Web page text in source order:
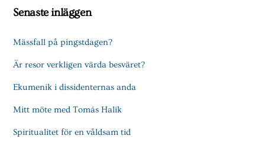
Senaste inläggen
Mässfall på pingstdagen?
Är resor verkligen värda besväret?
Ekumenik i dissidenternas anda
Mitt möte med Tomás Halík
Spiritualitet för en våldsam tid